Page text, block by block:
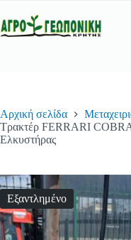
στο
περιεχόμενο
Όνομα*
Τηλέφωνο *
Αρχική σελίδα
Τρακτέρ FERRARI
Ελκυστήρας
Εξαντλημένο